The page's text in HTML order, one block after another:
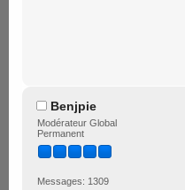
Benjpie
Modérateur Global
Permanent
Messages: 1309